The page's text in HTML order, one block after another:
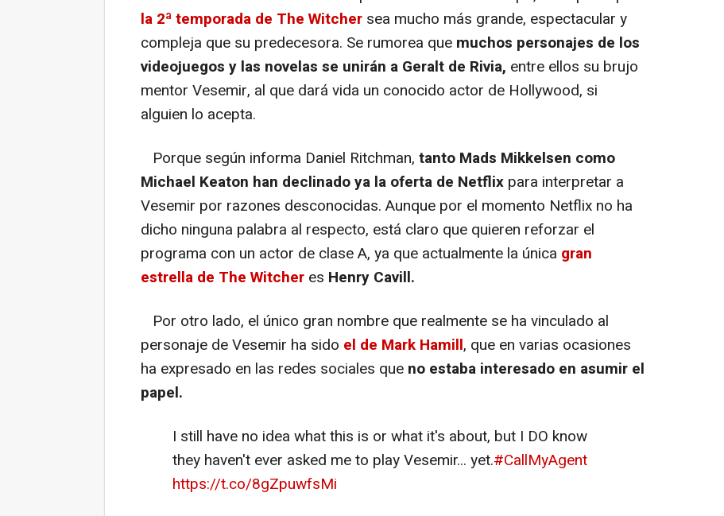
la 2ª temporada de The Witcher sea mucho más grande, espectacular y
compleja que su predecesora. Se rumorea que muchos personajes de los
videojuegos y las novelas se unirán a Geralt de Rivia, entre ellos su brujo
mentor Vesemir, al que dará vida un conocido actor de Hollywood, si
alguien lo acepta.
Porque según informa Daniel Ritchman, tanto Mads Mikkelsen como
Michael Keaton han declinado ya la oferta de Netflix para interpretar a
Vesemir por razones desconocidas. Aunque por el momento Netflix no ha
dicho ninguna palabra al respecto, está claro que quieren reforzar el
programa con un actor de clase A, ya que actualmente la única gran
estrella de The Witcher es Henry Cavill.
Por otro lado, el único gran nombre que realmente se ha vinculado al
personaje de Vesemir ha sido el de Mark Hamill, que en varias ocasiones
ha expresado en las redes sociales que no estaba interesado en asumir el
papel.
I still have no idea what this is or what it's about, but I DO know
they haven't ever asked me to play Vesemir... yet.#CallMyAgent
https://t.co/8gZpuwfsMi